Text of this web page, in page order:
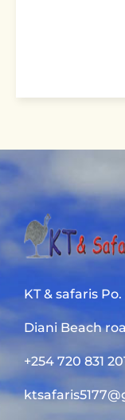
KT & safaris
Diani Beach
+254 720 831